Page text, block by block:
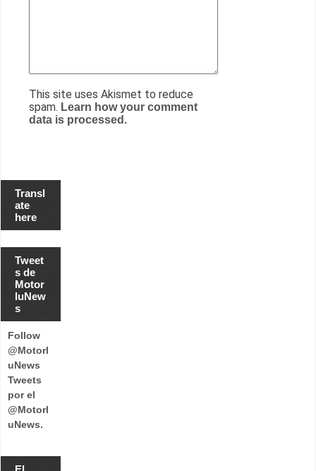
This site uses Akismet to reduce
spam. Learn how your comment
data is processed.
Transl
ate
here
Tweet
s de
Motor
luNew
s
Follow
@Motorl
uNews
Tweets
por el
@Motorl
uNews.